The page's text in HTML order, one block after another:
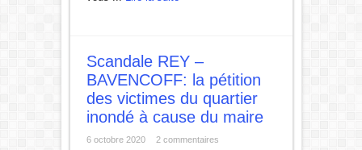
Scandale REY –
BAVENCOFF: la pétition
des victimes du quartier
inondé à cause du maire
6 octobre 2020 2 commentaires